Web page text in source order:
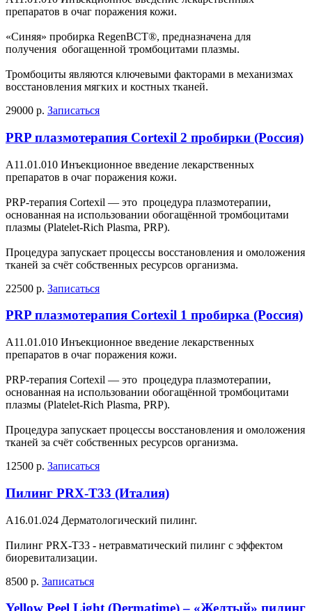
препаратов в очаг поражения кожи.
«Синяя» пробирка RegenBCT®, предназначена для
получения обогащенной тромбоцитами плазмы.
Тромбоциты являются ключевыми факторами в механизмах
восстановления мягких и костных тканей.
29000 р. Записаться
PRP плазмотерапия Cortexil 2 пробирки (Россия)
А11.01.010 Инъекционное введение лекарственных
препаратов в очаг поражения кожи.
PRP-терапия Cortexil — это процедура плазмотерапии,
основанная на использовании обогащённой тромбоцитами
плазмы (Platelet-Rich Plasma, PRP).
Процедура запускает процессы восстановления и омоложения
тканей за счёт собственных ресурсов организма.
22500 р. Записаться
PRP плазмотерапия Cortexil 1 пробирка (Россия)
А11.01.010 Инъекционное введение лекарственных
препаратов в очаг поражения кожи.
PRP-терапия Cortexil — это процедура плазмотерапии,
основанная на использовании обогащённой тромбоцитами
плазмы (Platelet-Rich Plasma, PRP).
Процедура запускает процессы восстановления и омоложения
тканей за счёт собственных ресурсов организма.
12500 р. Записаться
Пилинг PRX-T33 (Италия)
A16.01.024 Дерматологический пилинг.
Пилинг PRX-T33 - нетравматический пилинг с эффектом
биоревитализации.
8500 р. Записаться
Yellow Peel Light (Dermatime) – «Желтый» пилинг